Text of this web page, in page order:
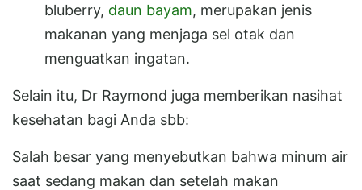
bluberry, daun bayam, merupakan jenis
makanan yang menjaga sel otak dan
menguatkan ingatan.
Selain itu, Dr Raymond juga memberikan nasihat
kesehatan bagi Anda sbb:
Salah besar yang menyebutkan bahwa minum air
saat sedang makan dan setelah makan